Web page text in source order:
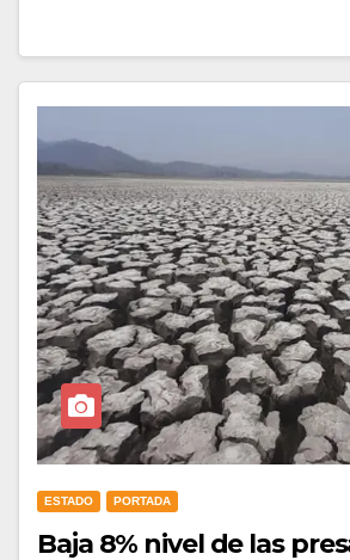
ESTADO PORTADA
Baja 8% nivel de las